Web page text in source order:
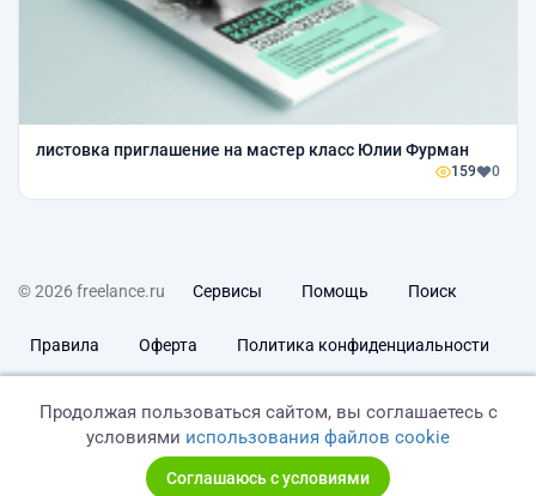
листовка приглашение на мастер класс Юлии Фурман
159 0
© 2026 freelance.ru Сервисы Помощь Поиск
Правила Оферта Политика конфиденциальности
Продолжая пользоваться сайтом, вы соглашаетесь с
условиями использования файлов cookie
Соглашаюсь с условиями